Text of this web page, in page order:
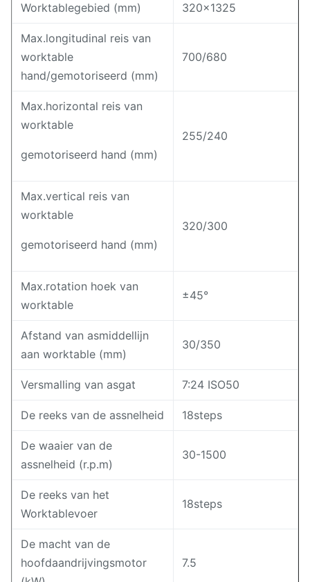
Worktablegebied (mm) 320x1325
Max.longitudinal reis van
worktable
hand/gemotoriseerd (mm)
700/680
Max.horizontal reis van
worktable
gemotoriseerd hand (mm)
255/240
Max.vertical reis van
worktable
gemotoriseerd hand (mm)
320/300
Max.rotation hoek van
worktable
±45°
Afstand van asmiddellijn
aan worktable (mm)
30/350
Versmalling van asgat 7:24 ISO50
De reeks van de assnelheid 18steps
De waaier van de
assnelheid (r.p.m)
30-1500
De reeks van het
Worktablevoer
18steps
De macht van de
hoofdaandrijvingsmotor
7.5